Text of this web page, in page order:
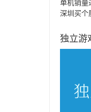
单机销量
深圳买个
独立游